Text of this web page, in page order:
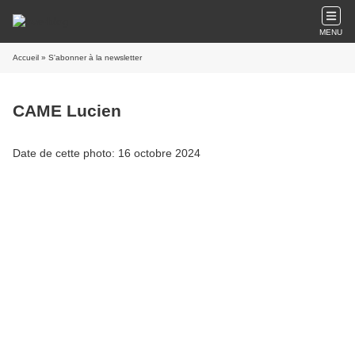
MENU
Accueil » S'abonner à la newsletter
CAME Lucien
Date de cette photo: 16 octobre 2024